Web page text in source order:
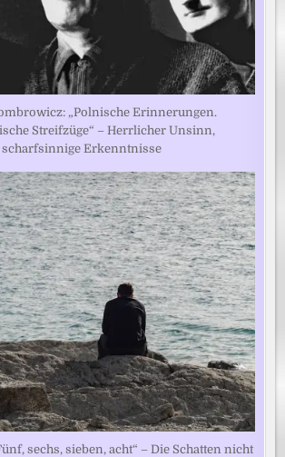
„Polnische Erinnerungen.
Streifzüge“ – Herrlicher Unsinn,
scharfsinnige Erkenntnisse
sechs, sieben, acht“ – Die Schatten nicht